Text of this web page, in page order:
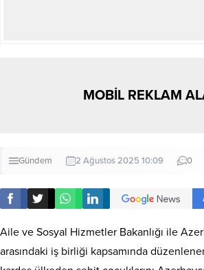
MOBİL REKLAM
Gündem 2 Ağustos 2025 10:09 0
Aile ve Sosyal Hizmetler Bakanlığı ile
arasındaki iş birliği kapsamında